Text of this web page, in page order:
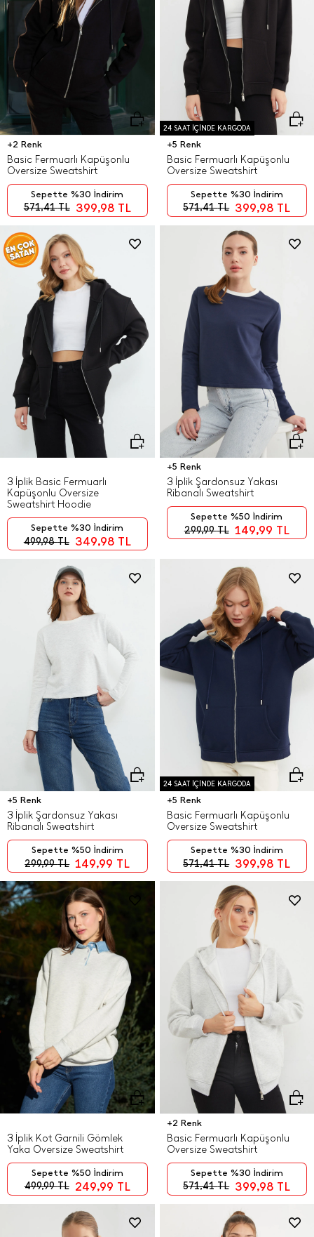
+2 Renk
Basic Fermuarlı Kapüşonlu
Oversize Sweatshirt
571,41TL 399,98 TL
Sepette %30 İndirim
24 SAAT İÇİNDE KARGODA
+5 Renk
Basic Fermuarlı Kapüşonlu
Oversize Sweatshirt
571,41TL 399,98 TL
Sepette %30 İndirim
3 İplik Basic Fermuarlı
Kapüşonlu Oversize
Sweatshirt Hoodie
499,98TL 349,98 TL
Sepette %30 İndirim
+5 Renk
3 İplik Şardonsuz Yakası
Ribanalı Sweatshirt
299,99TL 149,99 TL
Sepette %50 İndirim
+5 Renk
3 İplik Şardonsuz Yakası
Ribanalı Sweatshirt
299,99TL 149,99 TL
Sepette %50 İndirim
24 SAAT İÇİNDE KARGODA
+5 Renk
Basic Fermuarlı Kapüşonlu
Oversize Sweatshirt
571,41TL 399,98 TL
Sepette %30 İndirim
3 İplik Kot Garnili Gömlek
Yaka Oversize Sweatshirt
499,99TL 249,99 TL
Sepette %50 İndirim
+2 Renk
Basic Fermuarlı Kapüşonlu
Oversize Sweatshirt
571,41TL 399,98 TL
Sepette %30 İndirim